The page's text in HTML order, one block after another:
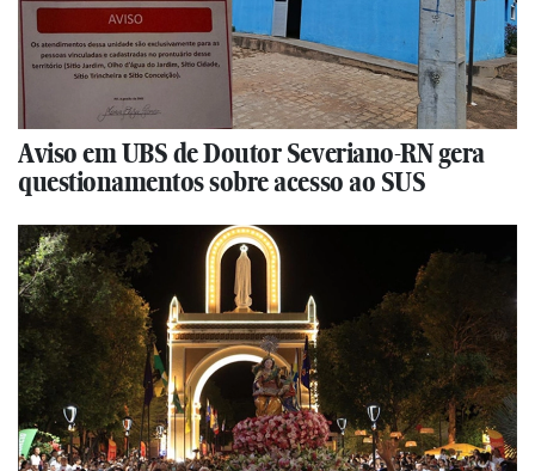
Aviso em UBS de Doutor Severiano-RN gera
questionamentos sobre acesso ao SUS